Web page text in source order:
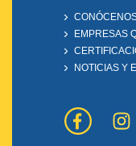
EMPRESAS
NOTICIAS Y